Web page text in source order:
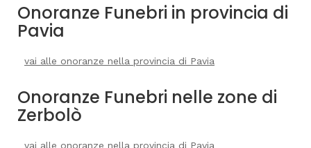
Onoranze Funebri in provincia di
Pavia
vai alle onoranze nella provincia di Pavia
Onoranze Funebri nelle zone di
Zerbolò
vai alle onoranze nella provincia di Pavia